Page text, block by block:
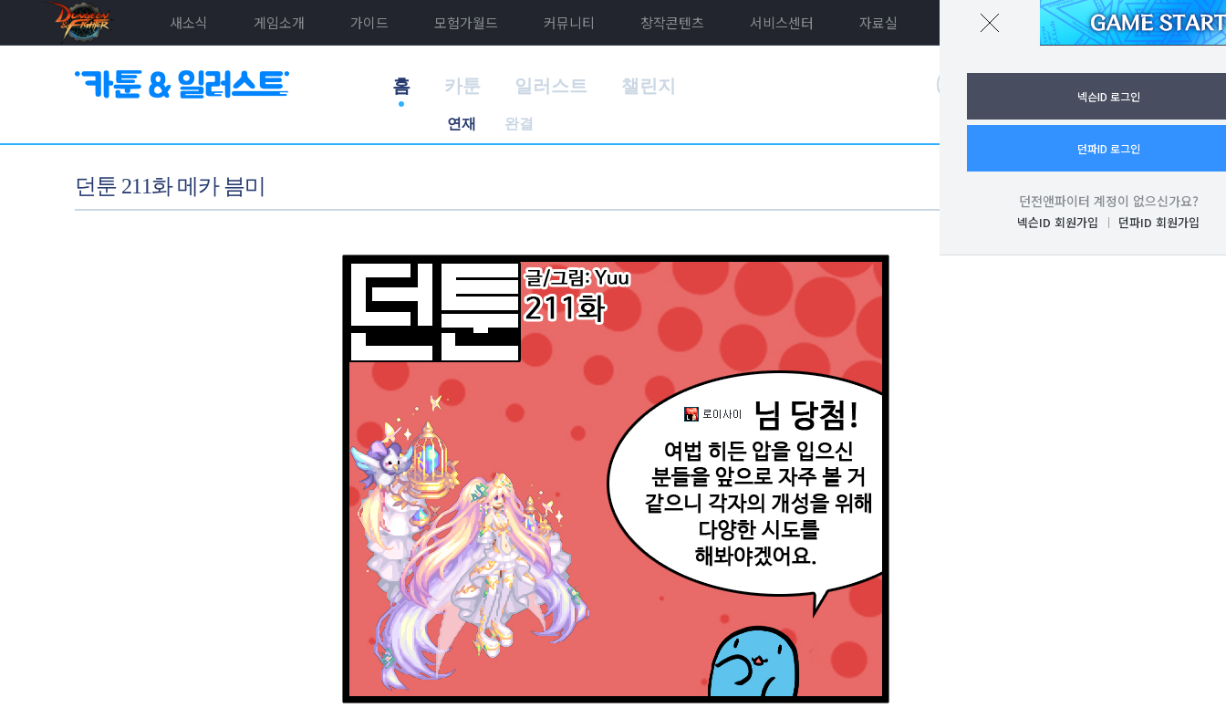
새소식 게임소개 가이드 모험가월드 커뮤니티 창작콘텐츠 서비스센터 자료실 던파ON로그인
넥슨ID 로그인
던파ID 로그인
던전앤파이터 계정이 없으신가요?
넥슨ID 회원가입 던파ID 회원가입
홈 카툰
연재 완결
일러스트 챌린지
던툰 211화 메카 븜미